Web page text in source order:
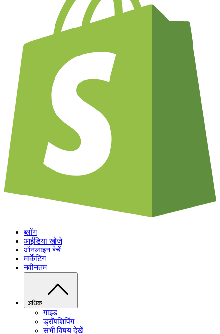
ब्लॉग
आईडिया खोजे
ऑनलाइन बेचें
मार्केटिंग
नवीनतम
अधिक
गाइड
ड्रॉपशिपिंग
सभी विषय देखें